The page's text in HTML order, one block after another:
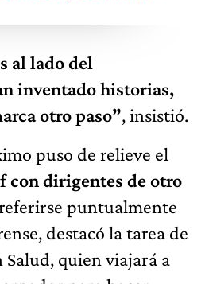
al lado del
inventado historias,
otro paso”, insistió.
puso de relieve el
con dirigentes de otro
puntualmente
destacó la tarea de
Salud, quien viajará a